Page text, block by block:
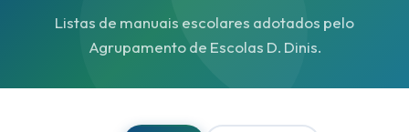
Listas de manuais escolares adotados pelo
Agrupamento de Escolas D. Dinis.